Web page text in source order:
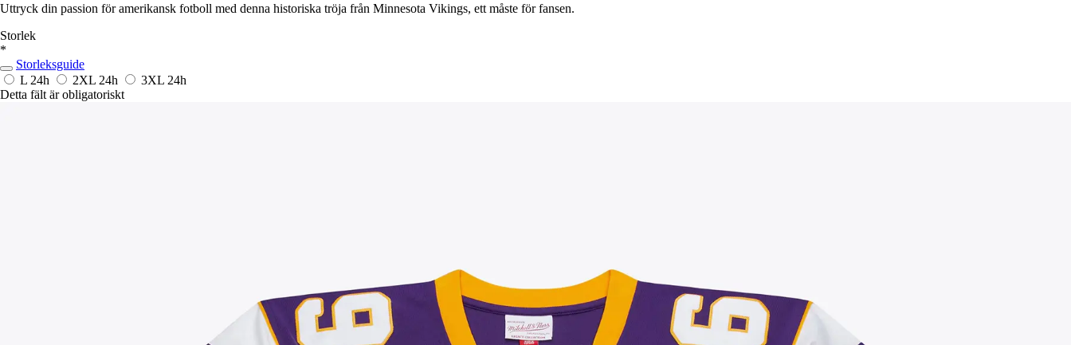
Uttryck din passion för amerikansk fotboll med denna historiska tröja från Minnesota Vikings, ett måste för fansen.
Storlek
*
Storleksguide
L 24h 2XL 24h 3XL 24h
Detta fält är obligatoriskt